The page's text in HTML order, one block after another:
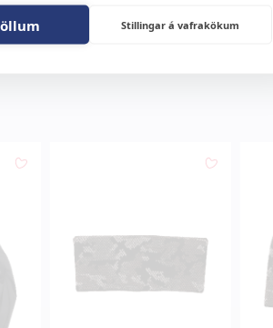
Stillingar á vafrakökum